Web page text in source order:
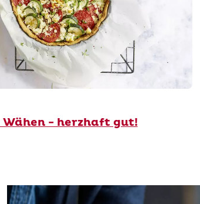
- herzhaft gut!